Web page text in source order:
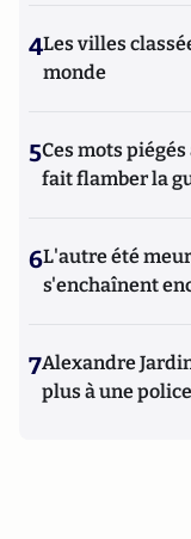
4Les villes
monde
5Ces mots
fait flamber la
6L'autre été
s'enchaînent
7Alexandre
plus à une